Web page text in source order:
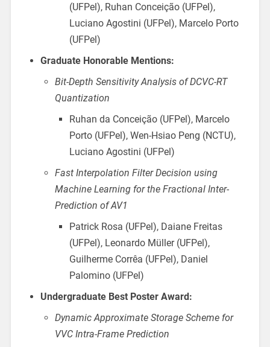
(UFPel), Ruhan Conceição (UFPel),
Luciano Agostini (UFPel), Marcelo Porto
(UFPel)
Graduate Honorable Mentions:
Bit-Depth Sensitivity Analysis of DCVC-RT
Quantization
Ruhan da Conceição (UFPel), Marcelo
Porto (UFPel), Wen-Hsiao Peng (NCTU),
Luciano Agostini (UFPel)
Fast Interpolation Filter Decision using
Machine Learning for the Fractional Inter-
Prediction of AV1
Patrick Rosa (UFPel), Daiane Freitas
(UFPel), Leonardo Müller (UFPel),
Guilherme Corrêa (UFPel), Daniel
Palomino (UFPel)
Undergraduate Best Poster Award:
Dynamic Approximate Storage Scheme for
VVC Intra-Frame Prediction